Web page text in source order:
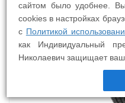
БШМ
сайтом было удобнее.
cookies в настройках
с Политикой
как Индивидуальный
Николаевич защищает